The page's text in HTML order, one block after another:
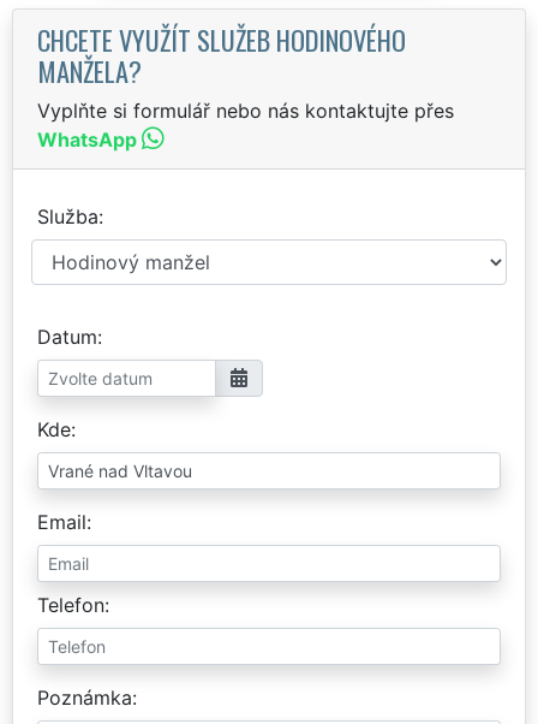
CHCETE VYUŽÍT SLUŽEB HODINOVÉHO
MANŽELA?
Vyplňte si formulář nebo nás kontaktujte přes
WhatsApp
Služba
Datum
Kde
Email
Telefon
Poznámka